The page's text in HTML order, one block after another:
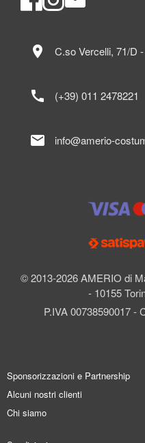
© 2013-2026 AMERIO di
- 10155
P.IVA 00738590017 -
location_on C.so Vercelli, 71/D
call (+39) 011 2478221
mail info@amerio-
Sponsorizzazioni e Partnership
Alcuni nostri clienti
Chi siamo